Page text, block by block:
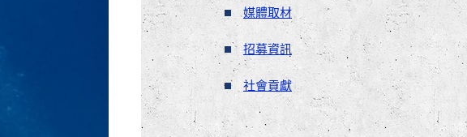
媒體取材
招募資訊
社會貢獻